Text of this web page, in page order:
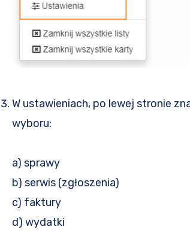
W ustawieniach, po lewej stronie
wyboru:
a) sprawy
b) serwis (zgłoszenia)
c) faktury
d) wydatki